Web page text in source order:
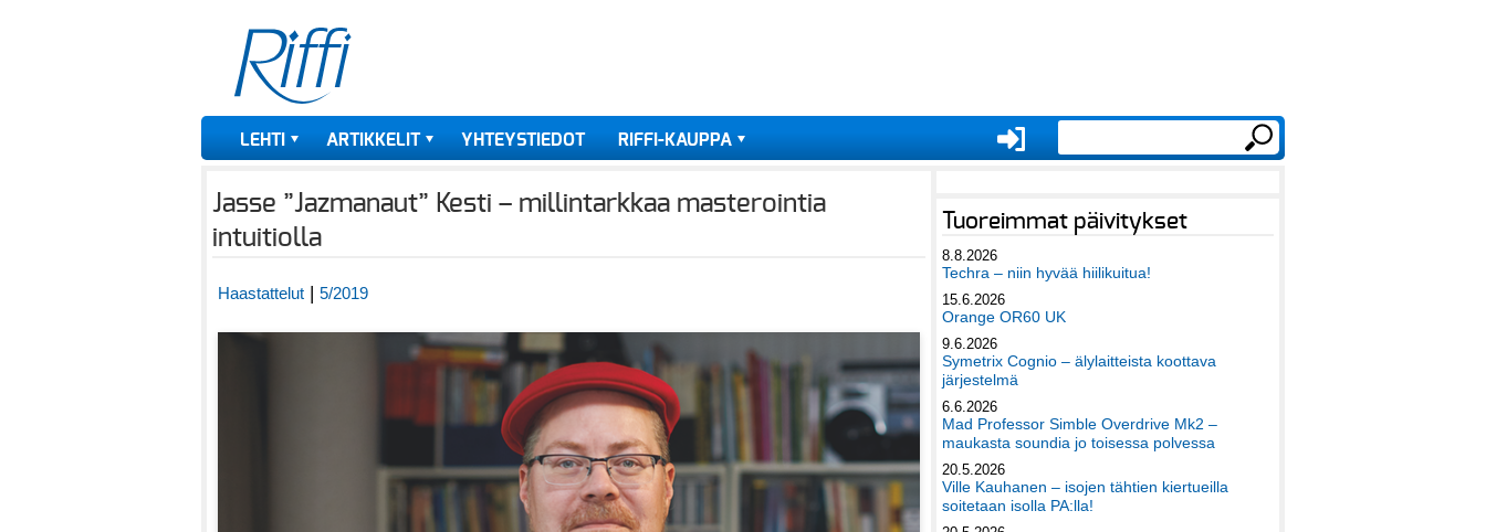
LEHTI ARTIKKELIT YHTEYSTIEDOT RIFFI-KAUPPA
Jasse ”Jazmanaut” Kesti – millintarkkaa masterointia
intuitiolla
Haastattelut | 5/2019
Tuoreimmat päivitykset
8.8.2026
Techra – niin hyvää hiilikuitua!
15.6.2026
Orange OR60 UK
9.6.2026
Symetrix Cognio – älylaitteista koottava
järjestelmä
6.6.2026
Mad Professor Simble Overdrive Mk2 –
maukasta soundia jo toisessa polvessa
20.5.2026
Ville Kauhanen – isojen tähtien kiertueilla
soitetaan isolla PA:lla!